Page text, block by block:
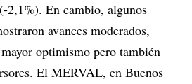
2,1%). En cambio, algunos
avances moderados,
optimismo pero también
El MERVAL, en Buenos